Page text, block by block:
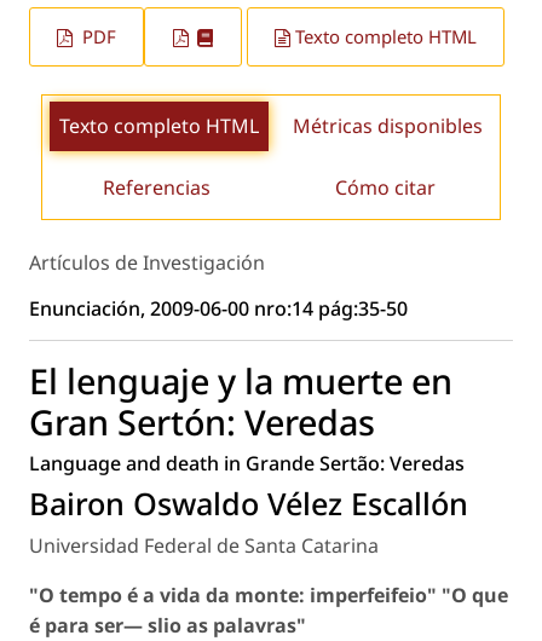
PDF Texto completo HTML
Texto completo HTML Métricas disponibles
Referencias Cómo citar
Artículos de Investigación
Enunciación, 2009-06-00 nro:14 pág:35-50
El lenguaje y la muerte en
Gran Sertón: Veredas
Language and death in Grande Sertão: Veredas
Bairon Oswaldo Vélez Escallón
Universidad Federal de Santa Catarina
"O tempo é a vida da monte: imperfeifeio" "O que
é para ser— slio as palavras"